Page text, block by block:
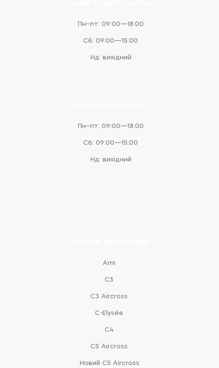
Пн–пт: 09:00—18:00
Сб: 09:00—15:00
Нд: вихідний
Пн–пт: 09:00—18:00
Сб: 09:00—15:00
Нд: вихідний
Ami
С3
С3 Aircross
C-Elysée
С4
С5 Aircross
Новий С5 Aircross